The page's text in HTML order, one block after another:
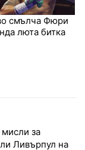
смълча Фюри
люта битка
за
Ливърпул на